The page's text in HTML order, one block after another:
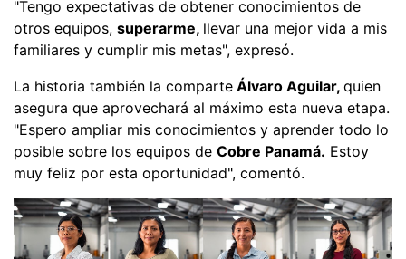
"Tengo expectativas de obtener conocimientos de
otros equipos, superarme, llevar una mejor vida a mis
familiares y cumplir mis metas", expresó.
La historia también la comparte Álvaro Aguilar, quien
asegura que aprovechará al máximo esta nueva etapa.
"Espero ampliar mis conocimientos y aprender todo lo
posible sobre los equipos de Cobre Panamá. Estoy
muy feliz por esta oportunidad", comentó.